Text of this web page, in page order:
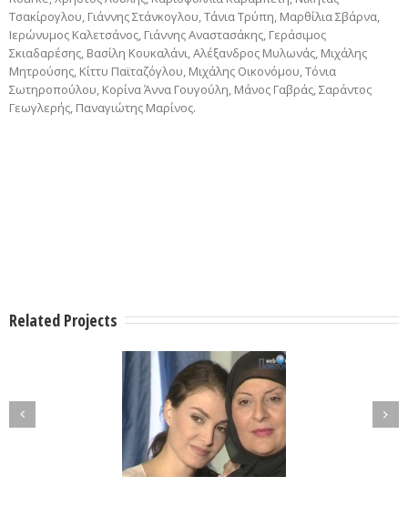
Τσακίρογλου, Γιάννης Στάνκογλου, Τάνια Τρύπη, Μαρθίλια Σβάρνα,
Ιερώνυμος Καλετσάνος, Γιάννης Αναστασάκης, Γεράσιμος
Σκιαδαρέσης, Βασίλη Κουκαλάνι, Αλέξανδρος Μυλωνάς, Μιχάλης
Μητρούσης, Κίττυ Παϊταζόγλου, Μιχάλης Οικονόμου, Τόνια
Σωτηροπούλου, Κορίνα Άννα Γουγούλη, Μάνος Γαβράς, Σαράντος
Γεωγλερής, Παναγιώτης Μαρίνος.
Related Projects